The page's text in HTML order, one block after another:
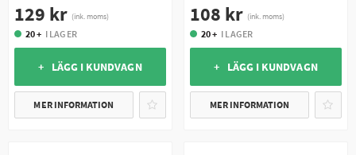
129 kr (ink. moms)
20 + I LAGER
+ LÄGG I KUNDVAGN
MER INFORMATION
108 kr (ink. moms)
20 + I LAGER
+ LÄGG I KUNDVAGN
MER INFORMATION